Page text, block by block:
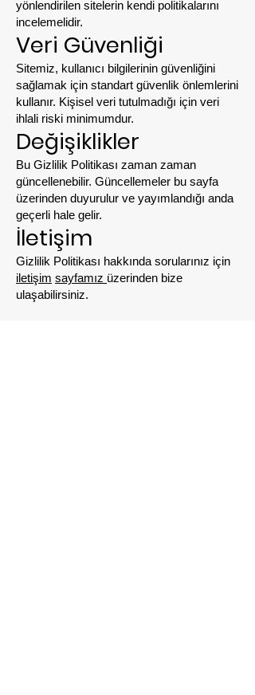
yönlendirilen sitelerin kendi politikalarını
incelemelidir.
Veri Güvenliği
Sitemiz, kullanıcı bilgilerinin güvenliğini
sağlamak için standart güvenlik önlemlerini
kullanır. Kişisel veri tutulmadığı için veri
ihlali riski minimumdur.
Değişiklikler
Bu Gizlilik Politikası zaman zaman
güncellenebilir. Güncellemeler bu sayfa
üzerinden duyurulur ve yayımlandığı anda
geçerli hale gelir.
İletişim
Gizlilik Politikası hakkında sorularınız için
iletişim sayfamız üzerinden bize
ulaşabilirsiniz.